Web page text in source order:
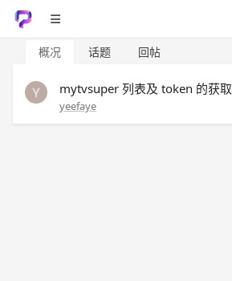
概况 话题 回帖
mytvsuper 列表及 token 的获取
yeefaye